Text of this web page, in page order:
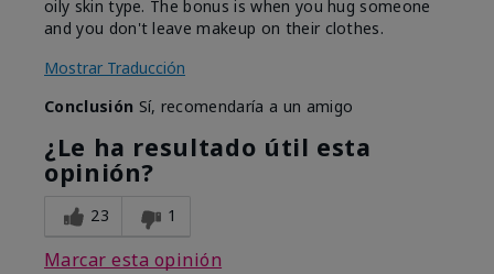
oily skin type. The bonus is when you hug someone
and you don't leave makeup on their clothes.
Mostrar Traducción
Conclusión Sí, recomendaría a un amigo
¿Le ha resultado útil esta
opinión?
23 1
Marcar esta opinión